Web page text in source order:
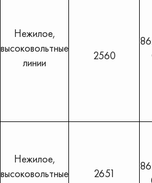
Нежилое,
высоковольтные
линии
2560
Нежилое,
высоковольтные
2651